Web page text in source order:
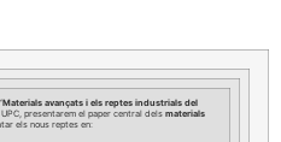
‘Materials avançats i els reptes industrials del
presentarem el paper central dels materials
els nous reptes en: